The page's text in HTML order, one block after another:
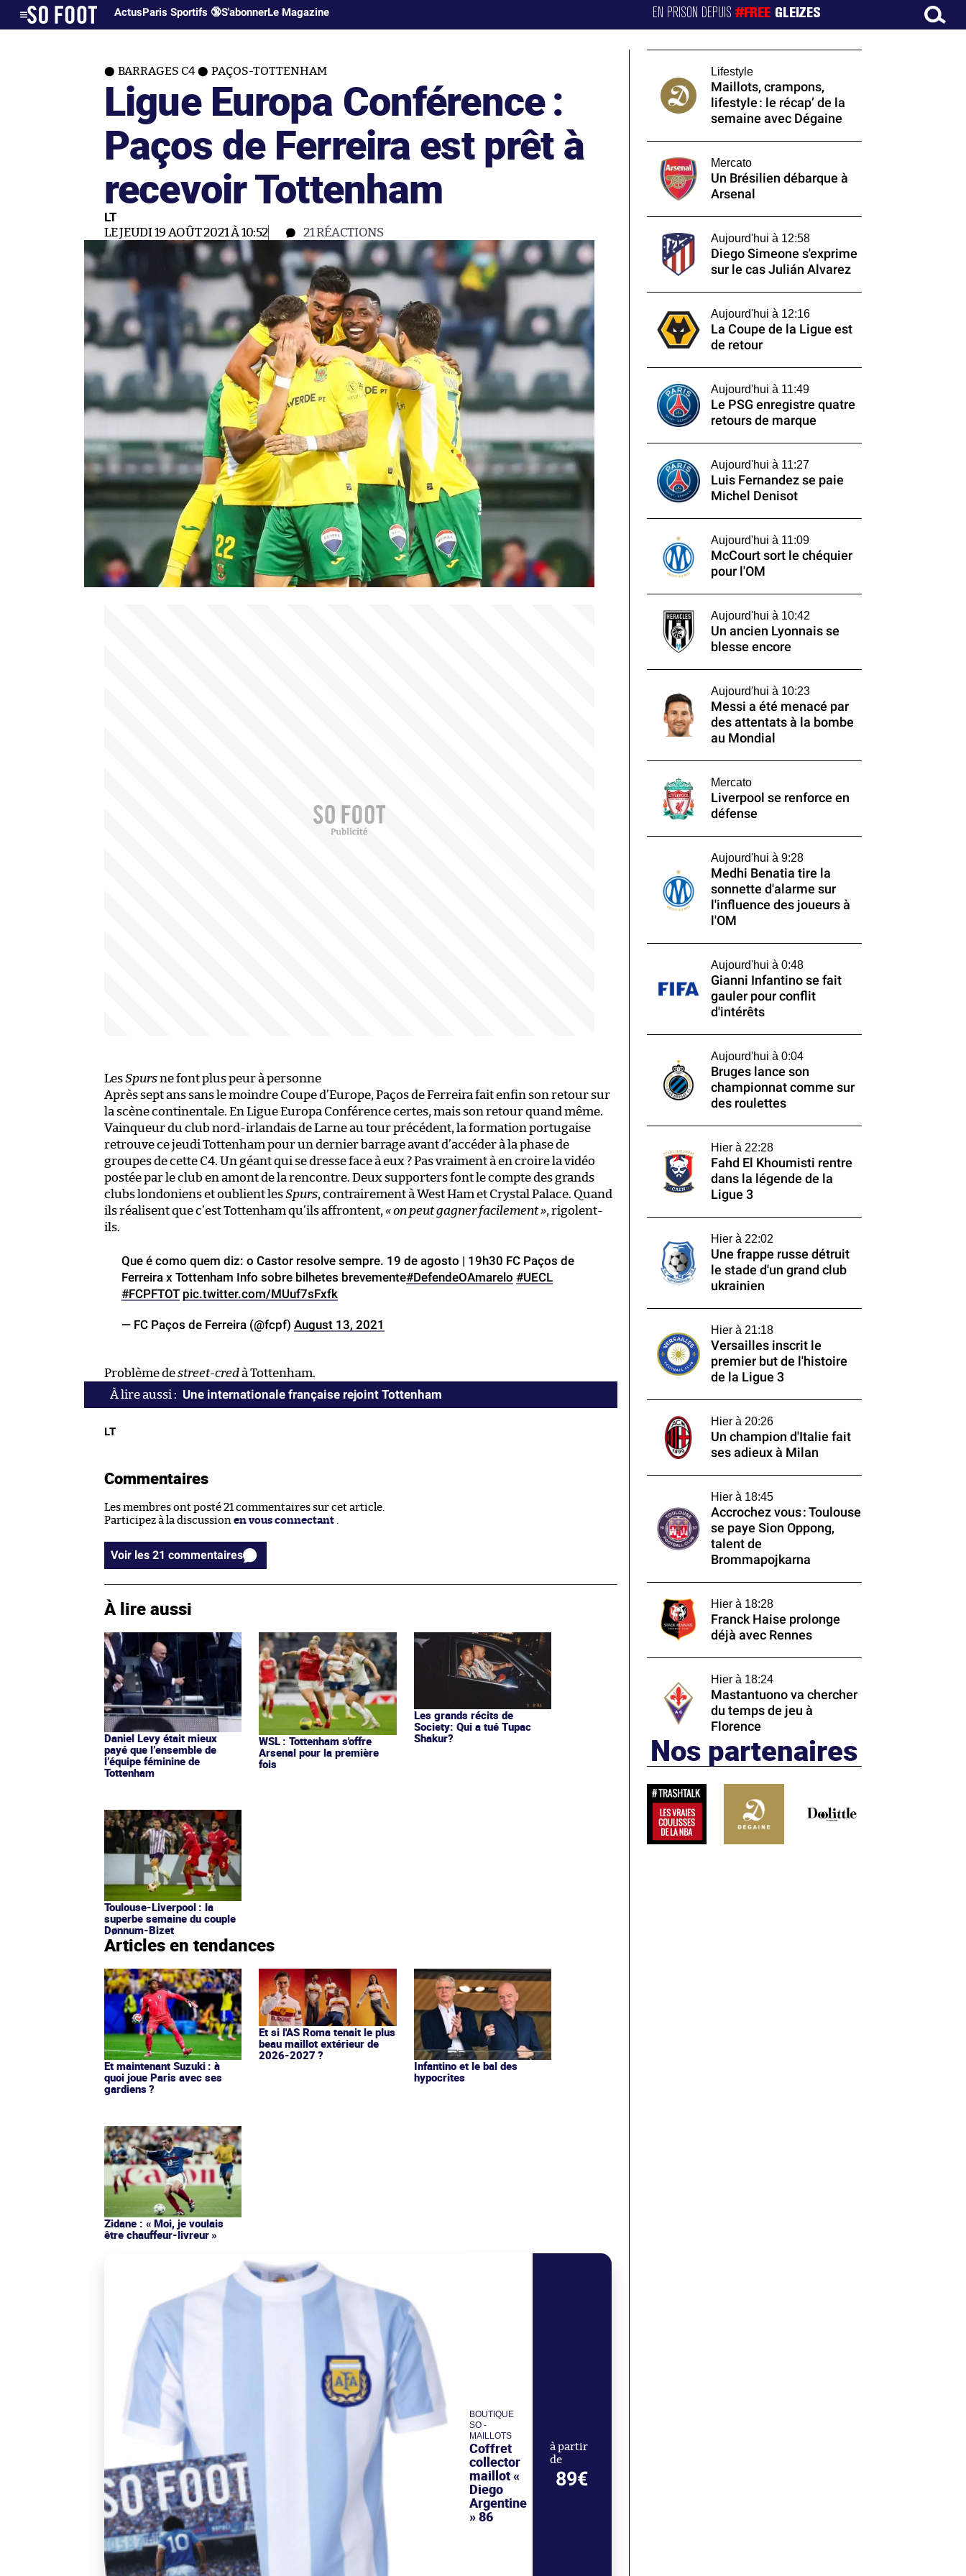
ActusParis Sportifs 🔞S'abonnerLe Magazine EN PRISON DEPUIS#FREE GLEIZES
BARRAGES C4 PAÇOS-TOTTENHAM
Ligue Europa Conférence :
Paços de Ferreira est prêt à
recevoir Tottenham
LT
LE JEUDI 19 AOÛT 2021 À 10:52 21RÉACTIONS
LesSpursne font plus peur à personne
Après sept ans sans le moindre Coupe d’Europe, Paços de Ferreira fait enfin son retour sur
la scène continentale. En Ligue Europa Conférence certes, mais son retour quand même.
Vainqueur du club nord-irlandais de Larne au tour précédent, la formation portugaise
retrouve ce jeudi Tottenham pour un dernier barrage avant d’accéder à la phase de
groupes de cette C4. Un géant qui se dresse face à eux ? Pas vraiment à en croire la vidéo
postée par le club en amont de la rencontre. Deux supporters font le compte des grands
clubs londoniens et oublient lesSpurs, contrairement à West Ham et Crystal Palace. Quand
ils réalisent que c’est Tottenham qu’ils affrontent, « on peut gagner facilement », rigolent-
ils.
Que é como quem diz: o Castor resolve sempre. 19 de agosto | 19h30 FC Paços de
Ferreira x Tottenham Info sobre bilhetes brevemente#DefendeOAmarelo #UECL
#FCPFTOT pic.twitter.com/MUuf7sFxfk
— FC Paços de Ferreira (@fcpf) August 13, 2021
Problème destreet-credà Tottenham.
Une internationale française rejoint Tottenham
LT
Commentaires
Les membres ont posté 21 commentaires sur cet article.
Participez à la discussion en vous connectant .
Voir les 21 commentaires
À lire aussi
Daniel Levy était mieux
payé que l’ensemble de
l’équipe féminine de
Tottenham
WSL : Tottenham s'offre
Arsenal pour la première
fois
Les grands récits de
Society: Qui a tué Tupac
Shakur?
Toulouse-Liverpool : la
superbe semaine du couple
Dønnum-Bizet
Articles en tendances
Et maintenant Suzuki : à
quoi joue Paris avec ses
gardiens ?
Et si l'AS Roma tenait le plus
beau maillot extérieur de
2026-2027 ?
Infantino et le bal des
hypocrites
Zidane : « Moi, je voulais
être chauffeur-livreur »
BOUTIQUE
SO -
MAILLOTS
Coffret
collector
maillot «
Diego
Argentine
» 86
à partir
de
89€
Lifestyle
Maillots, crampons,
lifestyle : le récap’ de la
semaine avec Dégaine
Mercato
Un Brésilien débarque à
Arsenal
Aujourd'hui à 12:58
Diego Simeone s'exprime
sur le cas Julián Alvarez
Aujourd'hui à 12:16
La Coupe de la Ligue est
de retour
Aujourd'hui à 11:49
Le PSG enregistre quatre
retours de marque
Aujourd'hui à 11:27
Luis Fernandez se paie
Michel Denisot
Aujourd'hui à 11:09
McCourt sort le chéquier
pour l'OM
Aujourd'hui à 10:42
Un ancien Lyonnais se
blesse encore
Aujourd'hui à 10:23
Messi a été menacé par
des attentats à la bombe
au Mondial
Mercato
Liverpool se renforce en
défense
Aujourd'hui à 9:28
Medhi Benatia tire la
sonnette d'alarme sur
l'influence des joueurs à
l'OM
Aujourd'hui à 0:48
Gianni Infantino se fait
gauler pour conflit
d'intérêts
Aujourd'hui à 0:04
Bruges lance son
championnat comme sur
des roulettes
Hier à 22:28
Fahd El Khoumisti rentre
dans la légende de la
Ligue 3
Hier à 22:02
Une frappe russe détruit
le stade d'un grand club
ukrainien
Hier à 21:18
Versailles inscrit le
premier but de l'histoire
de la Ligue 3
Hier à 20:26
Un champion d'Italie fait
ses adieux à Milan
Hier à 18:45
Accrochez vous : Toulouse
se paye Sion Oppong,
talent de
Brommapojkarna
Hier à 18:28
Franck Haise prolonge
déjà avec Rennes
Hier à 18:24
Mastantuono va chercher
du temps de jeu à
Florence
Nos partenaires